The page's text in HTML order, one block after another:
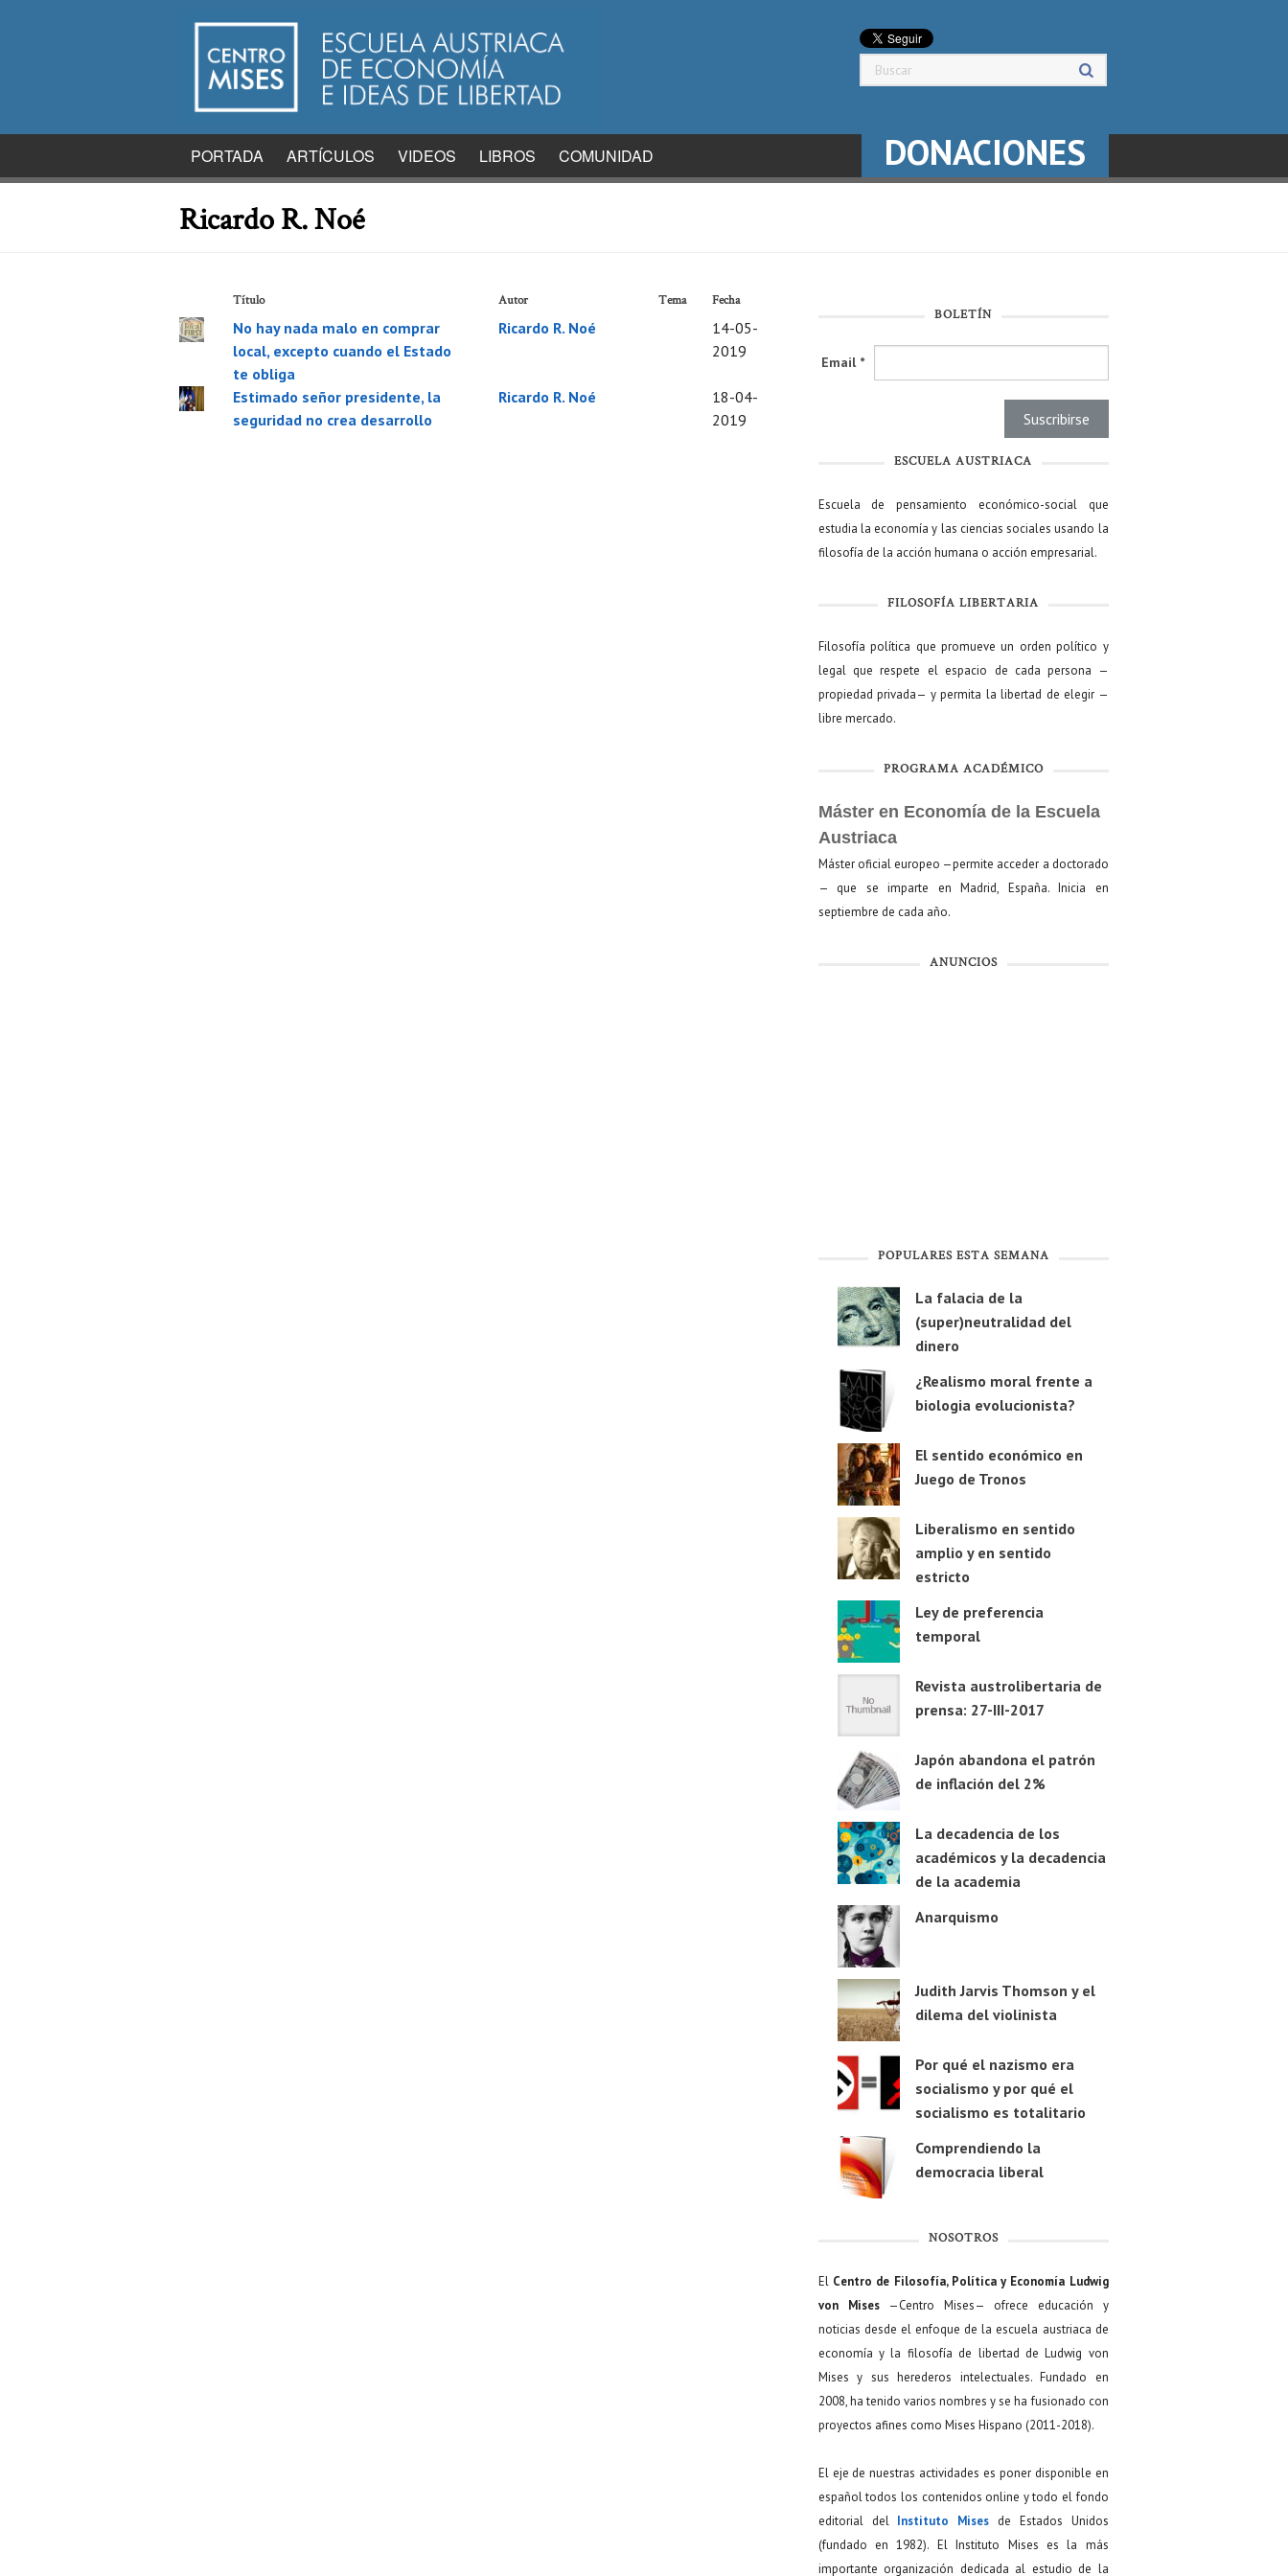
PORTADA ARTÍCULOS VIDEOS LIBROS COMUNIDAD DONACIONES
Ricardo R. Noé
Título Autor Tema Fecha
No hay nada malo en comprar
local, excepto cuando el Estado
te obliga
Ricardo R. Noé
14-05-
2019
Estimado señor presidente, la
seguridad no crea desarrollo
Ricardo R. Noé
18-04-
2019
BOLETÍN
Email *
ESCUELA AUSTRIACA
Escuela de pensamiento económico-social que
estudia la economía y las ciencias sociales usando la
filosofía de la acción humana o acción empresarial.
FILOSOFÍA LIBERTARIA
Filosofía política que promueve un orden político y
legal que respete el espacio de cada persona —
propiedad privada— y permita la libertad de elegir —
libre mercado.
PROGRAMA ACADÉMICO
Máster en Economía de la Escuela
Austriaca
Máster oficial europeo —permite acceder a doctorado
— que se imparte en Madrid, España. Inicia en
septiembre de cada año.
ANUNCIOS
POPULARES ESTA SEMANA
La falacia de la
(super)neutralidad del
dinero
¿Realismo moral frente a
biologia evolucionista?
El sentido económico en
Juego de Tronos
Liberalismo en sentido
amplio y en sentido
estricto
Ley de preferencia
temporal
Revista austrolibertaria de
prensa: 27-III-2017
Japón abandona el patrón
de inflación del 2%
La decadencia de los
académicos y la decadencia
de la academia
Anarquismo
Judith Jarvis Thomson y el
dilema del violinista
Por qué el nazismo era
socialismo y por qué el
socialismo es totalitario
Comprendiendo la
democracia liberal
NOSOTROS
El Centro de Filosofía, Política y Economía Ludwig
von Mises—Centro Mises— ofrece educación y
noticias desde el enfoque de la escuela austriaca de
economía y la filosofía de libertad de Ludwig von
Mises y sus herederos intelectuales. Fundado en
2008, ha tenido varios nombres y se ha fusionado con
proyectos afines como Mises Hispano (2011-2018).
El eje de nuestras actividades es poner disponible en
español todos los contenidos online y todo el fondo
editorial del Instituto Mises de Estados Unidos
(fundado en 1982). El Instituto Mises es la más
importante organización dedicada al estudio de la